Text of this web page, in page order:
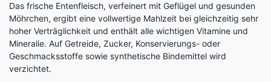
Das frische Entenfleisch, verfeinert mit Geflügel und gesunden
Möhrchen, ergibt eine vollwertige Mahlzeit bei gleichzeitig sehr
hoher Verträglichkeit und enthält alle wichtigen Vitamine und
Mineralie. Auf Getreide, Zucker, Konservierungs- oder
Geschmacksstoffe sowie synthetische Bindemittel wird
verzichtet.